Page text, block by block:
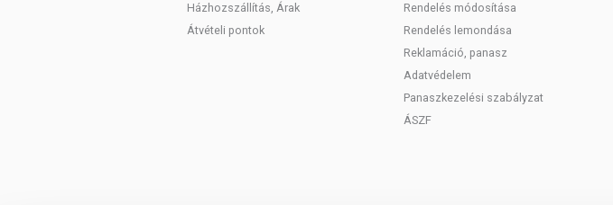
Házhozszállítás, Árak
Átvételi pontok
Rendelés módosítása
Rendelés lemondása
Reklamáció, panasz
Adatvédelem
Panaszkezelési szabályzat
ÁSZF